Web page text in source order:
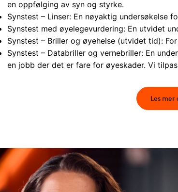
en oppfølging av syn og styrke.
Synstest – Linser: En nøyaktig undersøkelse
Synstest med øyelegevurdering: En utvidet
Synstest – Briller og øyehelse (utvidet tid):
Synstest – Databriller og vernebriller: En
en jobb der det er fare for øyeskader. Vi
Les mer